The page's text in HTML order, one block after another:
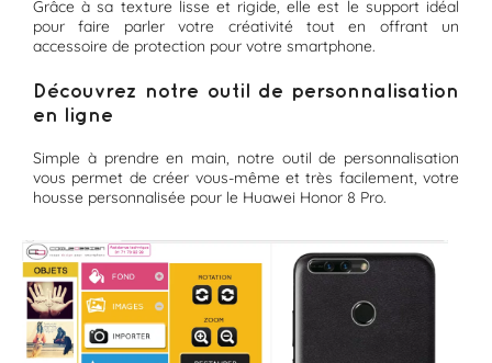
Grâce à sa texture lisse et rigide, elle est le support idéal
pour faire parler votre créativité tout en offrant un
accessoire de protection pour votre smartphone.
Découvrez notre outil de personnalisation
en ligne
Simple à prendre en main, notre outil de personnalisation
vous permet de créer vous-même et très facilement, votre
housse personnalisée pour le Huawei Honor 8 Pro.